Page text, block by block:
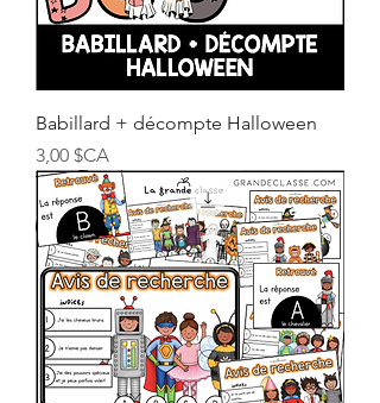
Babillard + décompte Halloween
Prix
3,00 $CA